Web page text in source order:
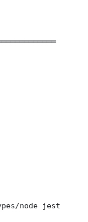
node jest